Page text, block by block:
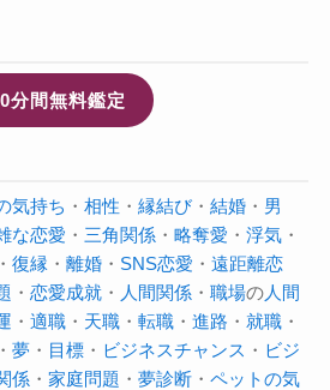
分間無料鑑定
気持ち ・ 相性 ・ 縁結び・ 結婚・ 男
な恋愛 ・ 三角関係・ 略奪愛 ・ 浮気・
・ 復縁 ・ 離婚・ SNS恋愛 ・ 遠距離恋
・ 恋愛成就・ 人間関係・ 職場の人間
・ 適職・ 天職・ 転職・ 進路 ・ 就職・
・ 夢・ 目標・ ビジネスチャンス ・ ビジ
係・ 家庭問題 ・ 夢診断・ ペットの気